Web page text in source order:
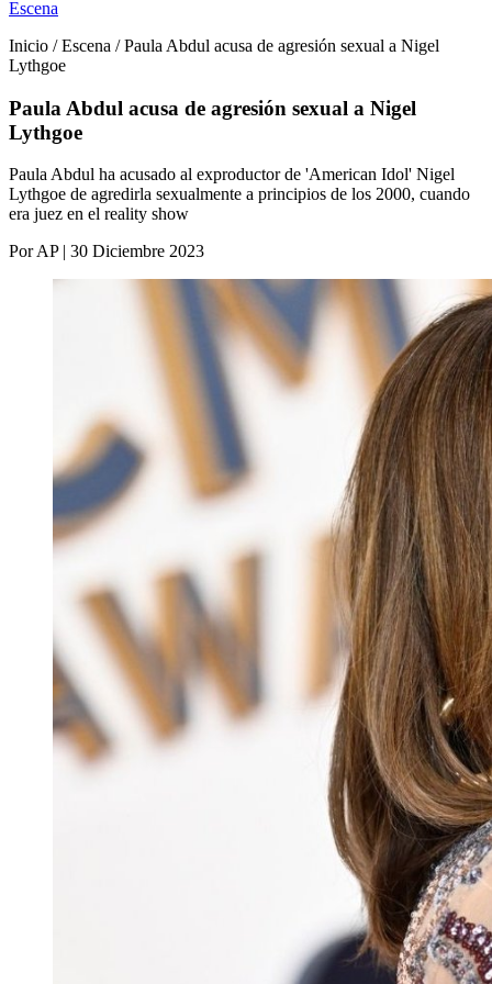
Escena
Inicio / Escena / Paula Abdul acusa de agresión sexual a Nigel
Lythgoe
Paula Abdul acusa de agresión sexual a Nigel
Lythgoe
Paula Abdul ha acusado al exproductor de 'American Idol' Nigel
Lythgoe de agredirla sexualmente a principios de los 2000, cuando
era juez en el reality show
Por AP | 30 Diciembre 2023